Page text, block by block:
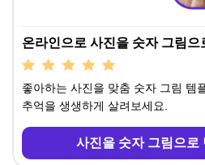
온라인으로 사진을 숫자 그림으
좋아하는 사진을 맞춤 숫자 그림 템
추억을 생생하게 살려보세요.
사진을 숫자 그림으로